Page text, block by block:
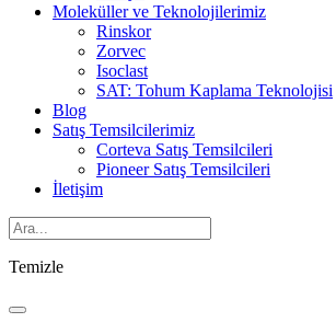
Moleküller ve Teknolojilerimiz
Rinskor
Zorvec
Isoclast
SAT: Tohum Kaplama Teknolojisi
Blog
Satış Temsilcilerimiz
Corteva Satış Temsilcileri
Pioneer Satış Temsilcileri
İletişim
Temizle